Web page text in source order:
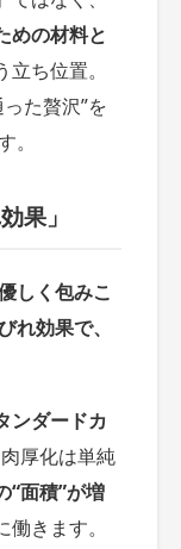
めの材料と
ち位置。
た贅沢”を
。
果」
優しく包みこ
れ効果で、
ンダードカ
厚化は単純
“面積”が増
きます。